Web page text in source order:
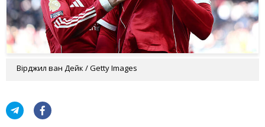
Вірджил ван Дейк / Getty Images